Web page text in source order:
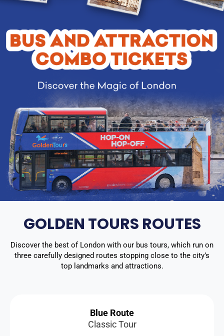
GOLDEN TOURS ROUTES
Discover the best of London with our bus tours, which run on
three carefully designed routes stopping close to the city’s
top landmarks and attractions.
Blue Route
Classic Tour